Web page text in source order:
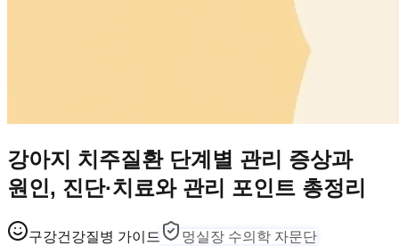
강아지 치주질환 단계별 관리 증상과
원인, 진단·치료와 관리 포인트 총정리
구강건강질병 가이드 멍실장 수의학 자문단